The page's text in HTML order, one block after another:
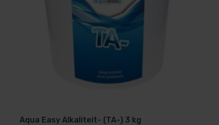
Aqua Easy Alkaliteit- (TA-) 3 kg